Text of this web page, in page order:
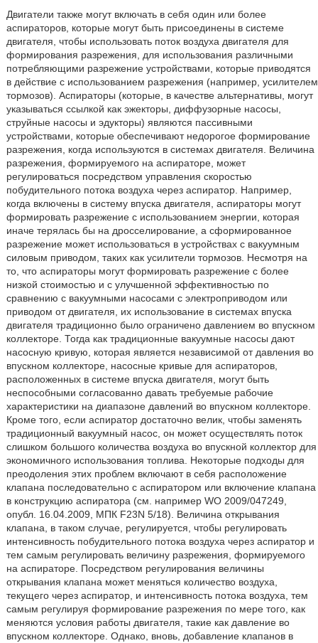
Двигатели также могут включать в себя один или более
аспираторов, которые могут быть присоединены в системе
двигателя, чтобы использовать поток воздуха двигателя для
формирования разрежения, для использования различными
потребляющими разрежение устройствами, которые приводятся
в действие с использованием разрежения (например, усилителем
тормозов). Аспираторы (которые, в качестве альтернативы, могут
указываться ссылкой как эжекторы, диффузорные насосы,
струйные насосы и эдукторы) являются пассивными
устройствами, которые обеспечивают недорогое формирование
разрежения, когда используются в системах двигателя. Величина
разрежения, формируемого на аспираторе, может
регулироваться посредством управления скоростью
побудительного потока воздуха через аспиратор. Например,
когда включены в систему впуска двигателя, аспираторы могут
формировать разрежение с использованием энергии, которая
иначе терялась бы на дросселирование, а сформированное
разрежение может использоваться в устройствах с вакуумным
силовым приводом, таких как усилители тормозов. Несмотря на
то, что аспираторы могут формировать разрежение с более
низкой стоимостью и с улучшенной эффективностью по
сравнению с вакуумными насосами с электроприводом или
приводом от двигателя, их использование в системах впуска
двигателя традиционно было ограничено давлением во впускном
коллекторе. Тогда как традиционные вакуумные насосы дают
насосную кривую, которая является независимой от давления во
впускном коллекторе, насосные кривые для аспираторов,
расположенных в системе впуска двигателя, могут быть
неспособными согласованно давать требуемые рабочие
характеристики на диапазоне давлений во впускном коллекторе.
Кроме того, если аспиратор достаточно велик, чтобы заменять
традиционный вакуумный насос, он может осуществлять поток
слишком большого количества воздуха во впускной коллектор для
экономичного использования топлива. Некоторые подходы для
преодоления этих проблем включают в себя расположение
клапана последовательно с аспиратором или включение клапана
в конструкцию аспиратора (см. например WO 2009/047249,
опубл. 16.04.2009, МПК F23N 5/18). Величина открывания
клапана, в таком случае, регулируется, чтобы регулировать
интенсивность побудительного потока воздуха через аспиратор и
тем самым регулировать величину разрежения, формируемого
на аспираторе. Посредством регулирования величины
открывания клапана может меняться количество воздуха,
текущего через аспиратор, и интенсивность потока воздуха, тем
самым регулируя формирование разрежения по мере того, как
меняются условия работы двигателя, такие как давление во
впускном коллекторе. Однако, вновь, добавление клапанов в